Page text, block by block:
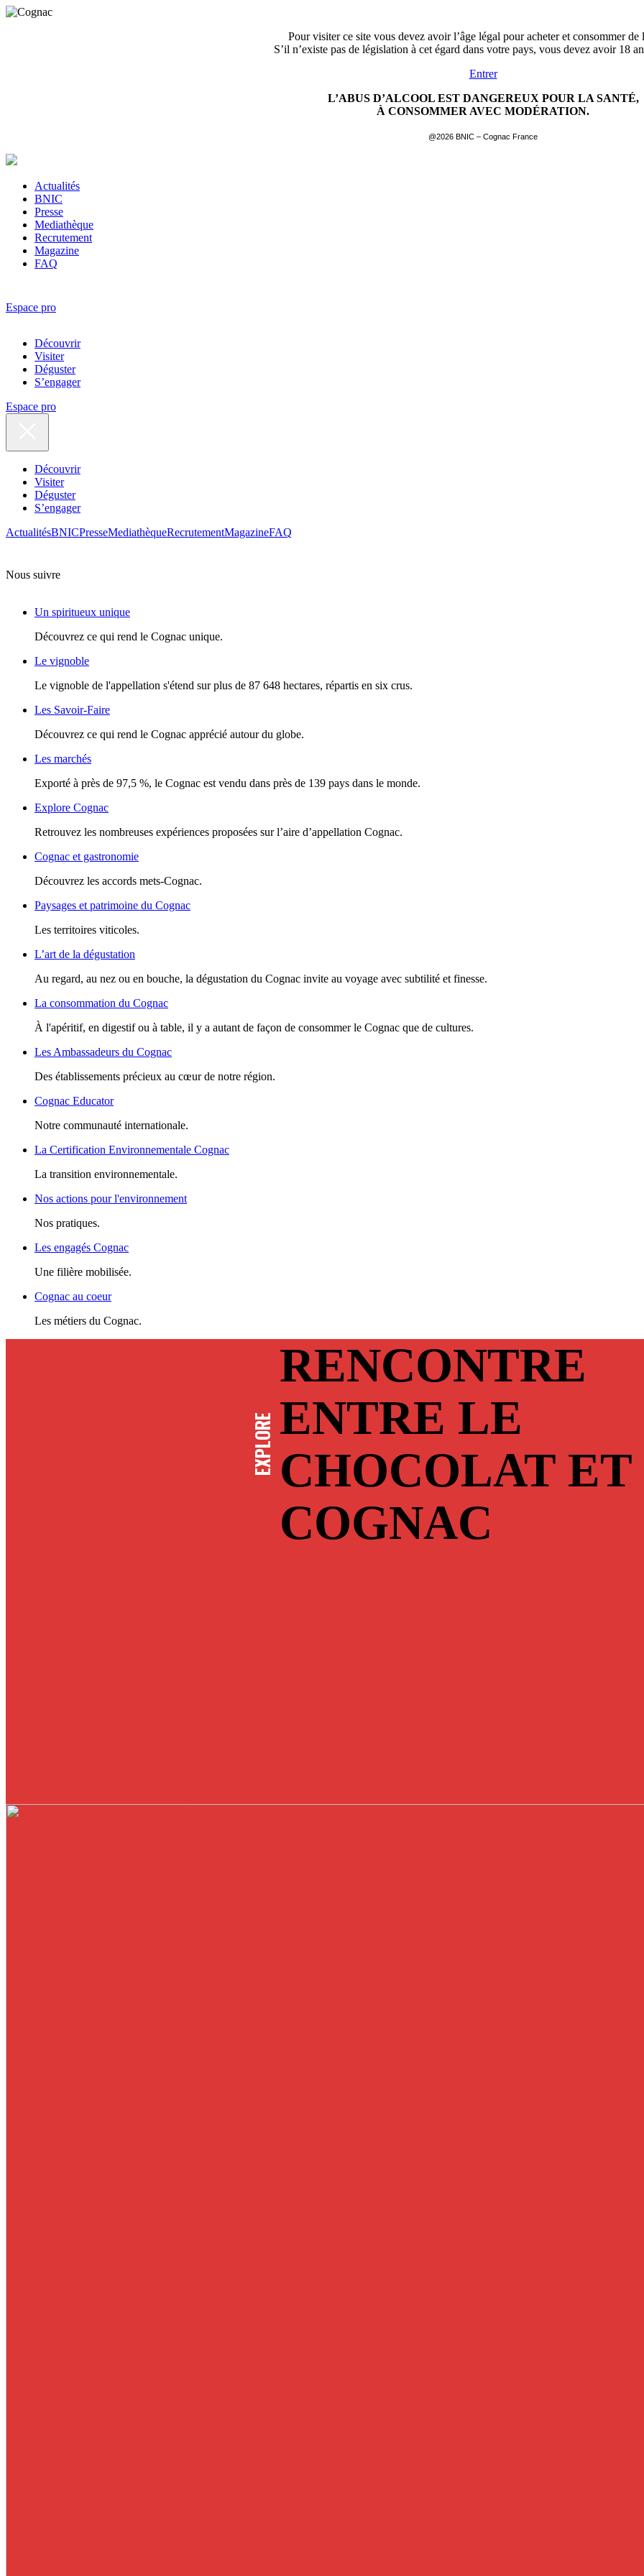
Pour visiter ce site vous devez avoir l’âge légal pour acheter et consommer de
S’il n’existe pas de législation à cet égard dans votre pays, vous devez avoir 18
Entrer
L’ABUS D’ALCOOL EST DANGEREUX POUR LA SANTÉ,
À CONSOMMER AVEC MODÉRATION.
@2026 BNIC – Cognac France
Actualités
BNIC
Presse
Mediathèque
Recrutement
Magazine
FAQ
Espace pro
Découvrir
Visiter
Déguster
S’engager
Espace pro
Découvrir
Visiter
Déguster
S’engager
ActualitésBNICPresseMediathèqueRecrutementMagazineFAQ
Nous suivre
Un spiritueux unique
Découvrez ce qui rend le Cognac unique.
Le vignoble
Le vignoble de l'appellation s'étend sur plus de 87 648 hectares, répartis en six crus.
Les Savoir-Faire
Découvrez ce qui rend le Cognac apprécié autour du globe.
Les marchés
Exporté à près de 97,5 %, le Cognac est vendu dans près de 139 pays dans le monde.
Explore Cognac
Retrouvez les nombreuses expériences proposées sur l’aire d’appellation Cognac.
Cognac et gastronomie
Découvrez les accords mets-Cognac.
Paysages et patrimoine du Cognac
Les territoires viticoles.
L’art de la dégustation
Au regard, au nez ou en bouche, la dégustation du Cognac invite au voyage avec subtilité et finesse.
La consommation du Cognac
À l'apéritif, en digestif ou à table, il y a autant de façon de consommer le Cognac que de cultures.
Les Ambassadeurs du Cognac
Des établissements précieux au cœur de notre région.
Cognac Educator
Notre communauté internationale.
La Certification Environnementale Cognac
La transition environnementale.
Nos actions pour l'environnement
Nos pratiques.
Les engagés Cognac
Une filière mobilisée.
Cognac au coeur
Les métiers du Cognac.
EXPLORE
RENCONTRE
ENTRE LE
CHOCOLAT
COGNAC